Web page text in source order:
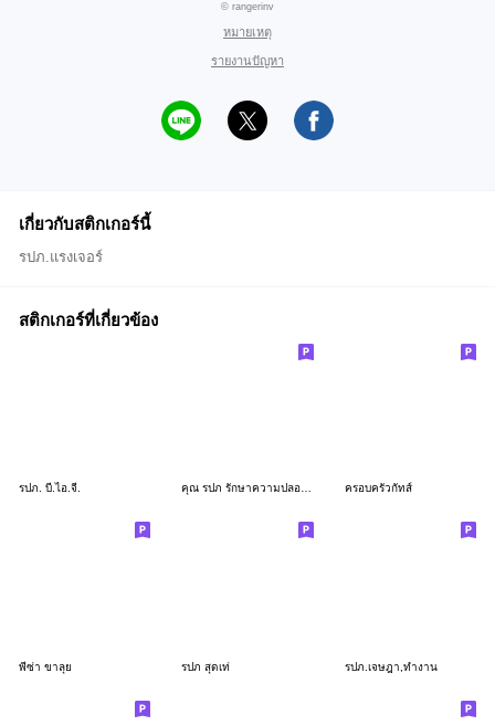
© rangerinv
หมายเหตุ
รายงานปัญหา
เกี่ยวกับสติกเกอร์นี้
รปภ.แรงเจอร์
สติกเกอร์ที่เกี่ยวข้อง
รปภ. บี.ไอ.จี. คุณ รปภ รักษาความปลอดภัย คนเก่ง ครอบครัวกัทส์
พี่ซ่า ขาลุย รปภ สุดเท่ รปภ.เจษฎา,ทำงาน